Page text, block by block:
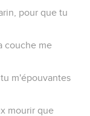
pour que tu
couche me
m'épouvantes
mourir que